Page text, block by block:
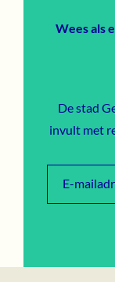
Wees als
De stad
invult met
E-